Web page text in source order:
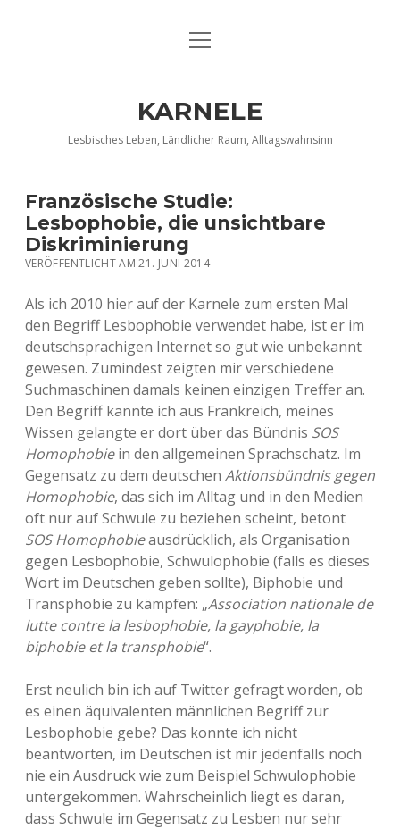
DATENSCHUTZERKLÄRUNG
Menü
KARNELE
Lesbisches Leben, Ländlicher Raum, Alltagswahnsinn
Französische Studie:
Lesbophobie, die unsichtbare
Diskriminierung
VERÖFFENTLICHT AM 21. JUNI 2014
Als ich 2010 hier auf der Karnele zum ersten Mal
den Begriff Lesbophobie verwendet habe, ist er im
deutschsprachigen Internet so gut wie unbekannt
gewesen. Zumindest zeigten mir verschiedene
Suchmaschinen damals keinen einzigen Treffer an.
Den Begriff kannte ich aus Frankreich, meines
Wissen gelangte er dort über das Bündnis SOS
Homophobiein den allgemeinen Sprachschatz. Im
Gegensatz zu dem deutschen Aktionsbündnis gegen
Homophobie, das sich im Alltag und in den Medien
oft nur auf Schwule zu beziehen scheint, betont
SOS Homophobieausdrücklich, als Organisation
gegen Lesbophobie, Schwulophobie (falls es dieses
Wort im Deutschen geben sollte), Biphobie und
Transphobie zu kämpfen: „Association nationale de
lutte contre la lesbophobie, la gayphobie, la
biphobie et la transphobie“.
Erst neulich bin ich auf Twitter gefragt worden, ob
es einen äquivalenten männlichen Begriff zur
Lesbophobie gebe? Das konnte ich nicht
beantworten, im Deutschen ist mir jedenfalls noch
nie ein Ausdruck wie zum Beispiel Schwulophobie
untergekommen. Wahrscheinlich liegt es daran,
dass Schwule im Gegensatz zu Lesben nur sehr